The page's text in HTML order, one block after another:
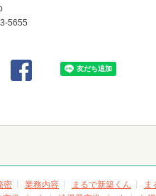
5655
密 業務内容 まるで新築くん
ま